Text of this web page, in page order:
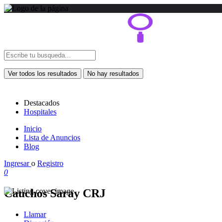
Ver todos los resultados No hay resultados
Destacados
Hospitales
Inicio
Lista de Anuncios
Blog
Ingresaro Registro
0
Cauchos Saray CRJ
Llamar